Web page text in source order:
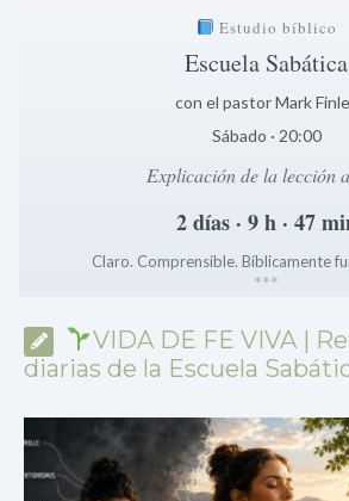
Estudio bíblico
Escuela Sabática
con el pastor Mark
Sábado · 20:00
Explicación de la lección
2 días · 9 h · 47
Claro. Comprensible. Bíblicamente
***
VIDA DE FE VIVA |
diarias de la Escuela